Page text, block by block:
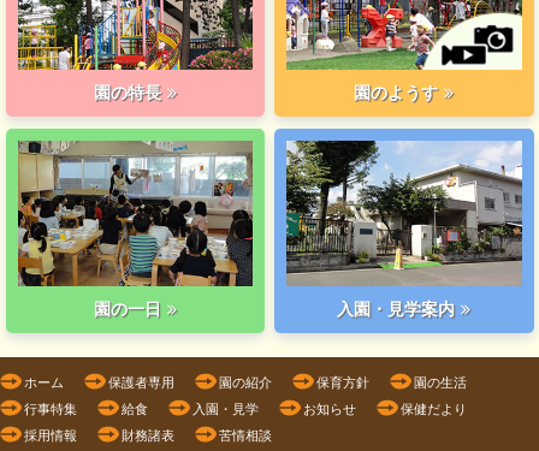
園の特長 園のようす
園の一日 入園・見学案内
ホーム 保護者専用 園の紹介 保育方針
園の生活
行事特集
給食 入園・見学 お知らせ
保健だより
採用情報
財務諸表 苦情相談